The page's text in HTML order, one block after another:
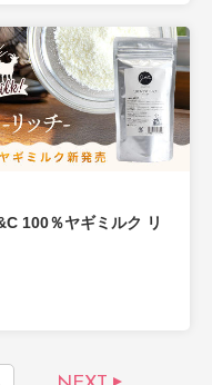
100％ヤギミルク リ